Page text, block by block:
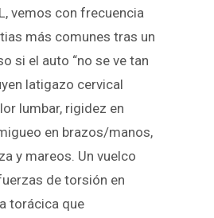
vemos con frecuencia
más comunes tras un
si el auto “no se ve tan
latigazo cervical
lumbar, rigidez en
en brazos/manos,
y mareos. Un vuelco
de torsión en
torácica que